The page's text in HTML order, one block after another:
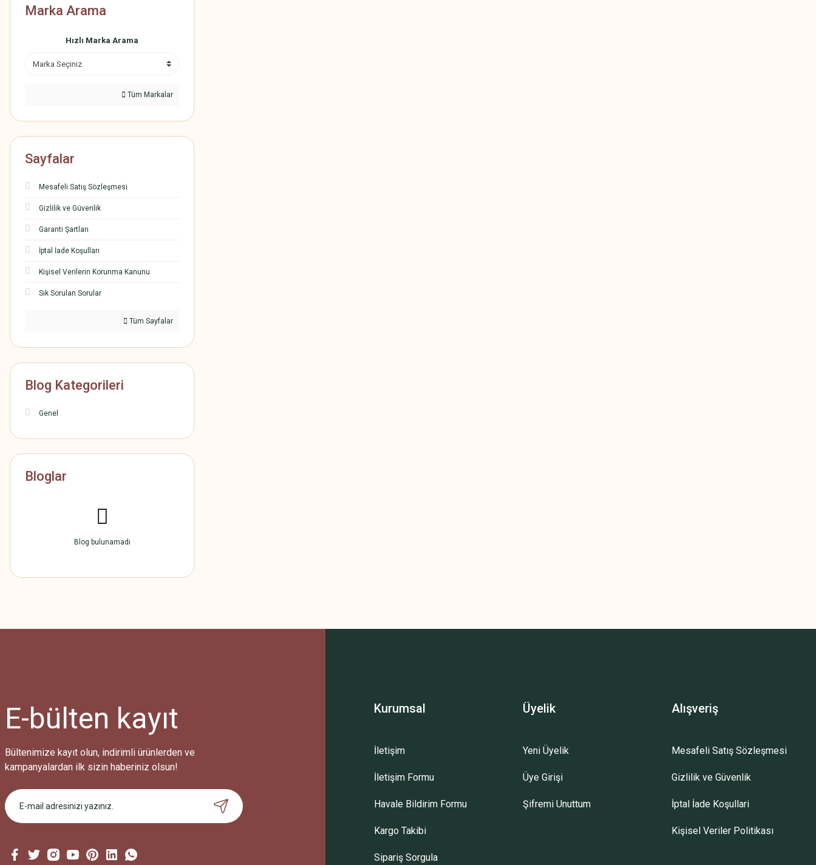
Marka Arama
Hızlı Marka Arama
Tüm Markalar
Sayfalar
Mesafeli Satış Sözleşmesi
Gizlilik ve Güvenlik
Garanti Şartları
İptal İade Koşulları
Kişisel Verilerin Korunma Kanunu
Sık Sorulan Sorular
Tüm Sayfalar
Blog Kategorileri
Genel
Bloglar
Blog bulunamadı
E-bülten kayıt
Bültenimize kayıt olun, indirimli ürünlerden ve
kampanyalardan ilk sizin haberiniz olsun!
Kurumsal
İletişim
İletişim Formu
Havale Bildirim Formu
Kargo Takibi
Sipariş Sorgula
Üyelik
Yeni Üyelik
Üye Girişi
Şifremi Unuttum
Alışveriş
Mesafeli Satış Sözleşmesi
Gizlilik ve Güvenlik
İptal İade Koşullari
Kişisel Veriler Politikası